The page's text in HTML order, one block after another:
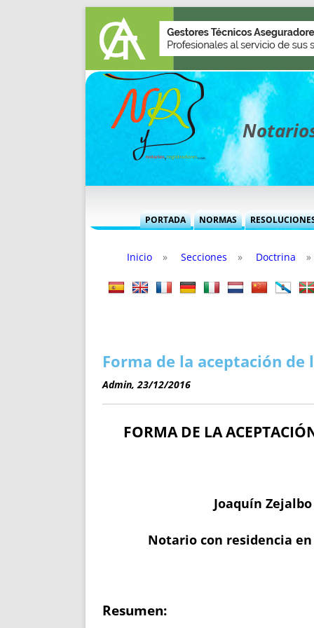
PORTADA NORMAS
INFORMES MENSUALES
TITULARES DESDE 2002
A MANO
VOCES
LH Y
Inicio » Secciones » Doctrina »
Forma de la aceptación de
Admin, 23/12/2016
FORMA DE LA
Joaquín
Notario con residencia en
Resumen: